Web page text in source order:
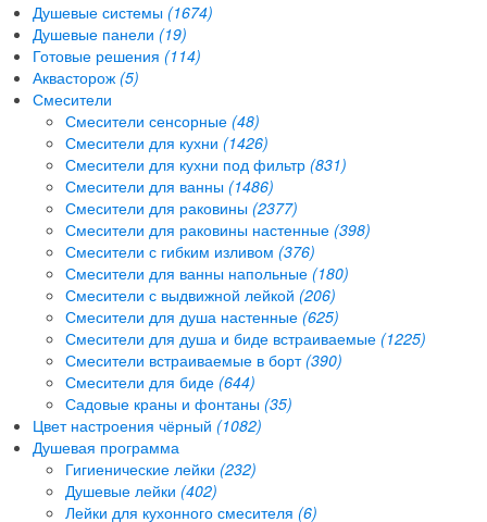
Душевые системы (1674)
Душевые панели (19)
Готовые решения (114)
Аквасторож (5)
Смесители
Смесители сенсорные (48)
Смесители для кухни (1426)
Смесители для кухни под фильтр (831)
Смесители для ванны (1486)
Смесители для раковины (2377)
Смесители для раковины настенные (398)
Смесители с гибким изливом (376)
Смесители для ванны напольные (180)
Смесители с выдвижной лейкой (206)
Смесители для душа настенные (625)
Смесители для душа и биде встраиваемые (1225)
Смесители встраиваемые в борт (390)
Смесители для биде (644)
Садовые краны и фонтаны (35)
Цвет настроения чёрный (1082)
Душевая программа
Гигиенические лейки (232)
Душевые лейки (402)
Лейки для кухонного смесителя (6)